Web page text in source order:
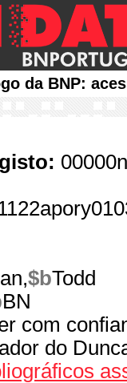
da BNP:
$bTodd
BN
com
do